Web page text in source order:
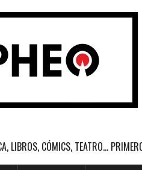
LIBROS, CÓMICS, TEATRO...